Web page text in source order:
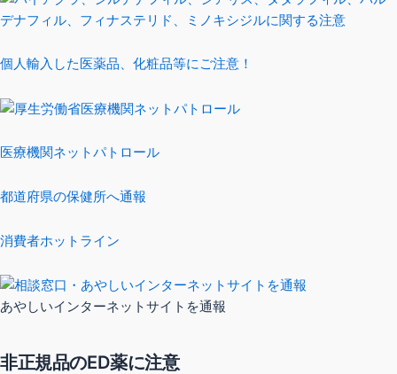
個人輸入した医薬品、化粧品等にご注意！
医療機関ネットパトロール
都道府県の保健所へ通報
消費者ホットライン
あやしいインターネットサイトを通報
非正規品のED薬に注意